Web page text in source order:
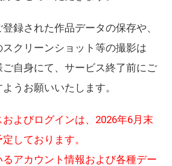
録された作品データの保存や、
クリーンショット等の撮影は
自身にて、サービス終了前にご
うお願いいたします。
よびログインは、2026年6月末
しております。
アカウント情報および各種デー